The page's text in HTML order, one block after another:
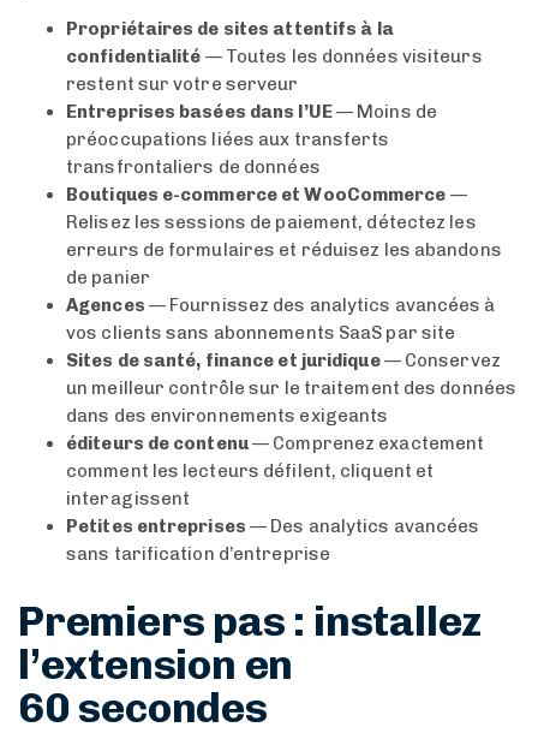
Propriétaires de sites attentifs à la
confidentialité — Toutes les données visiteurs
restent sur votre serveur
Entreprises basées dans l’UE— Moins de
préoccupations liées aux transferts
transfrontaliers de données
Boutiques e-commerce et WooCommerce —
Relisez les sessions de paiement, détectez les
erreurs de formulaires et réduisez les abandons
de panier
Agences — Fournissez des analytics avancées à
vos clients sans abonnements SaaS par site
Sites de santé, finance et juridique— Conservez
un meilleur contrôle sur le traitement des données
dans des environnements exigeants
éditeurs de contenu— Comprenez exactement
comment les lecteurs défilent, cliquent et
interagissent
Petites entreprises — Des analytics avancées
sans tarification d’entreprise
Premiers pas : installez
l’extension en
60 secondes